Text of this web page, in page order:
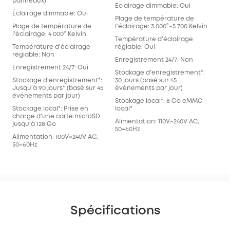
Éclairage dimmable: Oui
Plage de température de
l'éclairage: 4 000° Kelvin
Température d'éclairage
réglable: Non
Enregistrement 24/7: Oui
Stockage d'enregistrement*:
Jusqu'à 90 jours* (basé sur 45
événements par jour)
Stockage local*: Prise en
charge d'une carte microSD
jusqu'à 128 Go
Alimentation: 100V~240V AC,
50~60Hz
Éclairage dimmable: Oui
Plage de température de
l'éclairage: 3 000°~5 700 Kelvin
Température d'éclairage
réglable: Oui
Enregistrement 24/7: Non
Stockage d'enregistrement*:
30 jours (basé sur 45
événements par jour)
Stockage local*: 8 Go eMMC
local*
Alimentation: 110V~240V AC,
50~60Hz
Spécifications